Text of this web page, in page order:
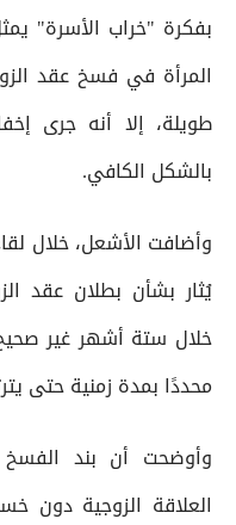
بفكرة "خراب الأسرة"
المرأة في فسخ عقد
طويلة، إلا أنه جرى
بالشكل الكافي.
وأضافت الأشعل، خلال
يُثار بشأن بطلان عقد
خلال ستة أشهر غير
محددًا بمدة زمنية حتى
وأوضحت أن بند
العلاقة الزوجية دون